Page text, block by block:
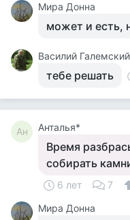
Мира Донна
может и есть,
Василий Галемский
тебе решать
Ан Анталья*
Время
собирать
6 лет 7
Мира Донна